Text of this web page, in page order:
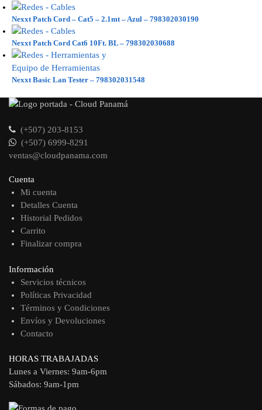
Nexxt Patch Cord – Cat5 – 2.1mt – Azul – 798302030190
Nexxt Patch Cord Cat6 10Ft. BL – 798302030688
Nexxt Basic Lan Tester – 798302031548
(+507) 203-8153
(+507) 6999-8291
ventas@cloudpanama.com
Cuenta
Mi cuenta
Detalles Cuenta
Historial Pedidos
Carrito
Finalizar compra
Información
Servicios técnicos
Políticas Privacidad
Términos y Condiciones
Envíos y Devoluciones
Contacto
HORAS TRABAJADAS
Lunes a Viernes: 9am-6pm
Sábados: 9am-1pm